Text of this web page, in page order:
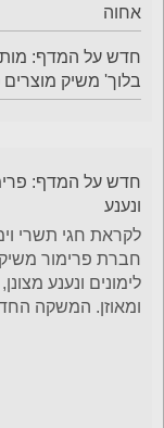
אחוה
חדש על המדף:
בלוך' משיק
חדש על המדף:
ונענע
לקראת חגי תשרי
חברת פרימור
לימונים ונענע
ומאוזן. המשקה